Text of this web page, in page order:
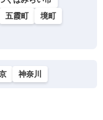
五霞町
境町
神奈川